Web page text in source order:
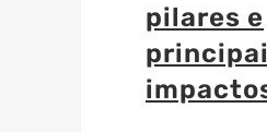
pilares e